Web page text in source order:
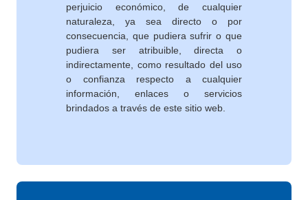
perjuicio económico, de cualquier
naturaleza, ya sea directo o por
consecuencia, que pudiera sufrir o que
pudiera ser atribuible, directa o
indirectamente, como resultado del uso
o confianza respecto a cualquier
información, enlaces o servicios
brindados a través de este sitio web.